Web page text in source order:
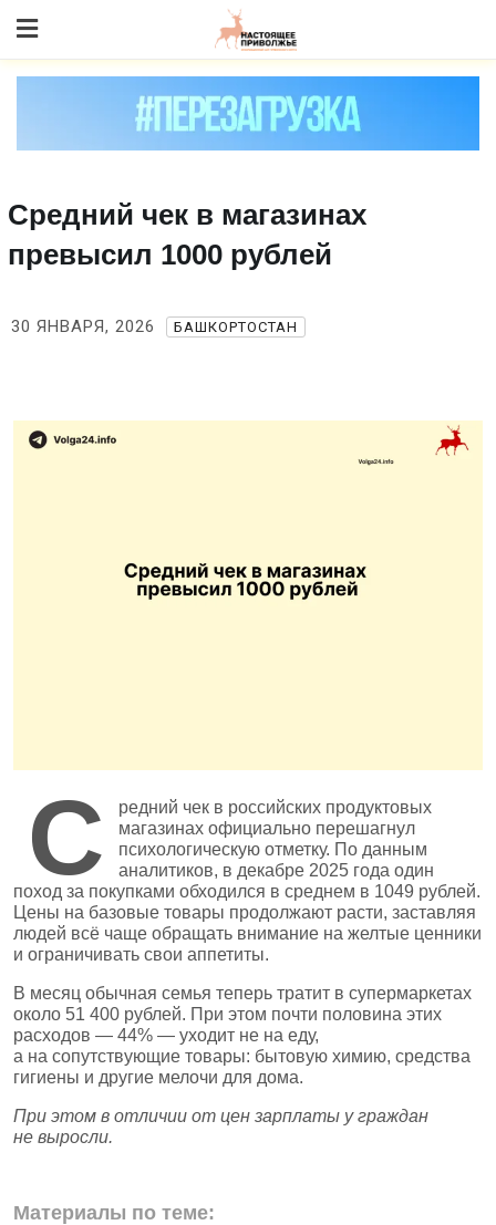
to content
Средний чек в магазинах
превысил 1000 рублей
30 ЯНВАРЯ, 2026 БАШКОРТОСТАН
С
редний чек в российских продуктовых
магазинах официально перешагнул
психологическую отметку. По данным
аналитиков, в декабре 2025 года один
поход за покупками обходился в среднем в 1049 рублей.
Цены на базовые товары продолжают расти, заставляя
людей всё чаще обращать внимание на желтые ценники
и ограничивать свои аппетиты.
В месяц обычная семья теперь тратит в супермаркетах
около 51 400 рублей. При этом почти половина этих
расходов — 44% — уходит не на еду,
а на сопутствующие товары: бытовую химию, средства
гигиены и другие мелочи для дома.
При этом в отличии от цен зарплаты у граждан
не выросли.
Материалы по теме: